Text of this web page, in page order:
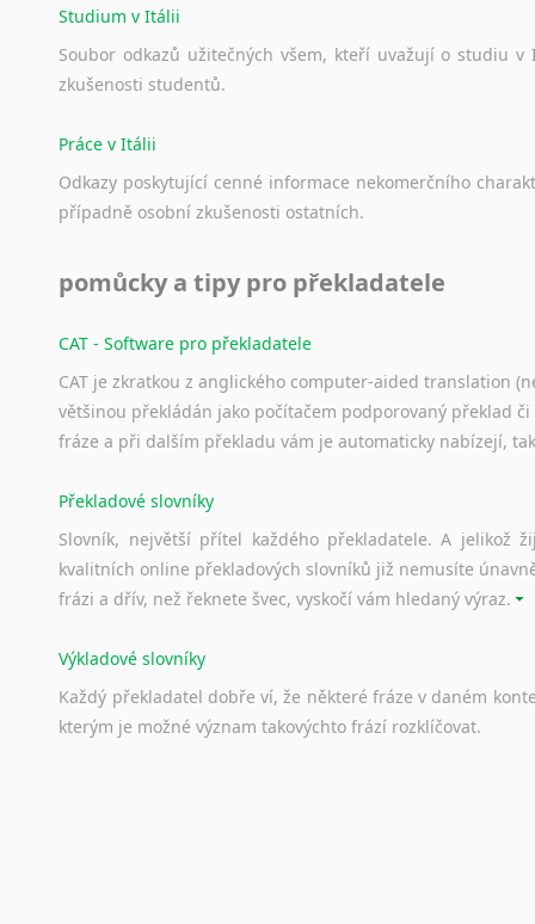
Studium v Itálii
Soubor odkazů užitečných všem, kteří uvažují o studiu v
zkušenosti studentů.
Práce v Itálii
Odkazy poskytující cenné informace nekomerčního
případně osobní zkušenosti ostatních.
pomůcky a tipy pro překladatele
CAT - Software pro překladatele
CAT je zkratkou z anglického computer-aided translation
většinou překládán jako počítačem podporovaný překlad
fráze a při dalším překladu vám je automaticky nabízejí,
Překladové slovníky
Slovník, největší přítel každého překladatele. A jelikož
kvalitních online překladových slovníků již nemusíte
frázi a dřív, než řeknete švec, vyskočí vám hledaný výraz.
Výkladové slovníky
Každý překladatel dobře ví, že některé fráze v daném
kterým je možné význam takovýchto frází rozklíčovat.